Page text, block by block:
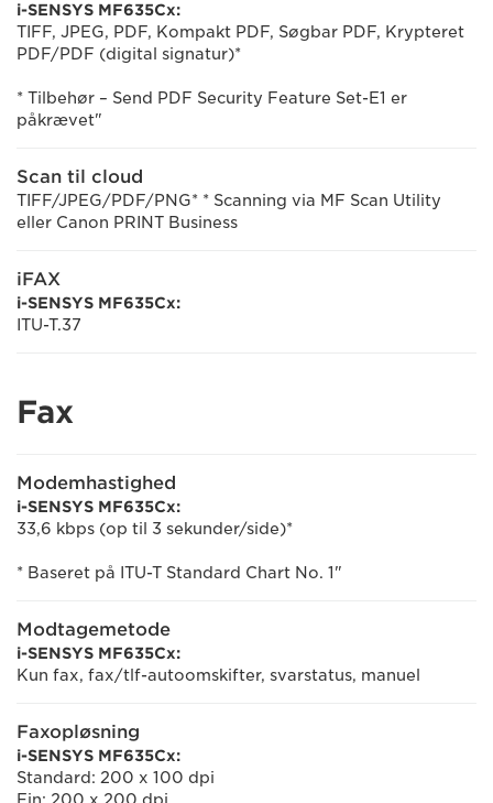
i-SENSYS MF635Cx:
TIFF, JPEG, PDF, Kompakt PDF, Søgbar PDF, Krypteret
PDF/PDF (digital signatur)*
* Tilbehør – Send PDF Security Feature Set-E1 er
påkrævet"
Scan til cloud
TIFF/JPEG/PDF/PNG* * Scanning via MF Scan Utility
eller Canon PRINT Business
iFAX
i-SENSYS MF635Cx:
ITU-T.37
Fax
Modemhastighed
i-SENSYS MF635Cx:
33,6 kbps (op til 3 sekunder/side)*
* Baseret på ITU-T Standard Chart No. 1"
Modtagemetode
i-SENSYS MF635Cx:
Kun fax, fax/tlf-autoomskifter, svarstatus, manuel
Faxopløsning
i-SENSYS MF635Cx:
Standard: 200 x 100 dpi